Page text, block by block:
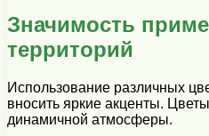
Значимость
территорий
Использование различных
вносить яркие акценты.
динамичной атмосферы.